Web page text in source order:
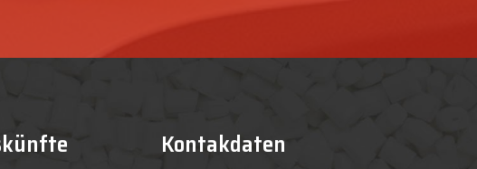
Kontakdaten